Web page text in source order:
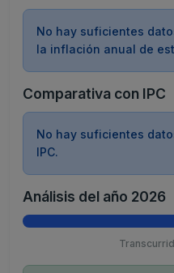
No hay suficientes
la inflación anual de
Comparativa con IPC
No hay suficientes
IPC.
Análisis del año 2026